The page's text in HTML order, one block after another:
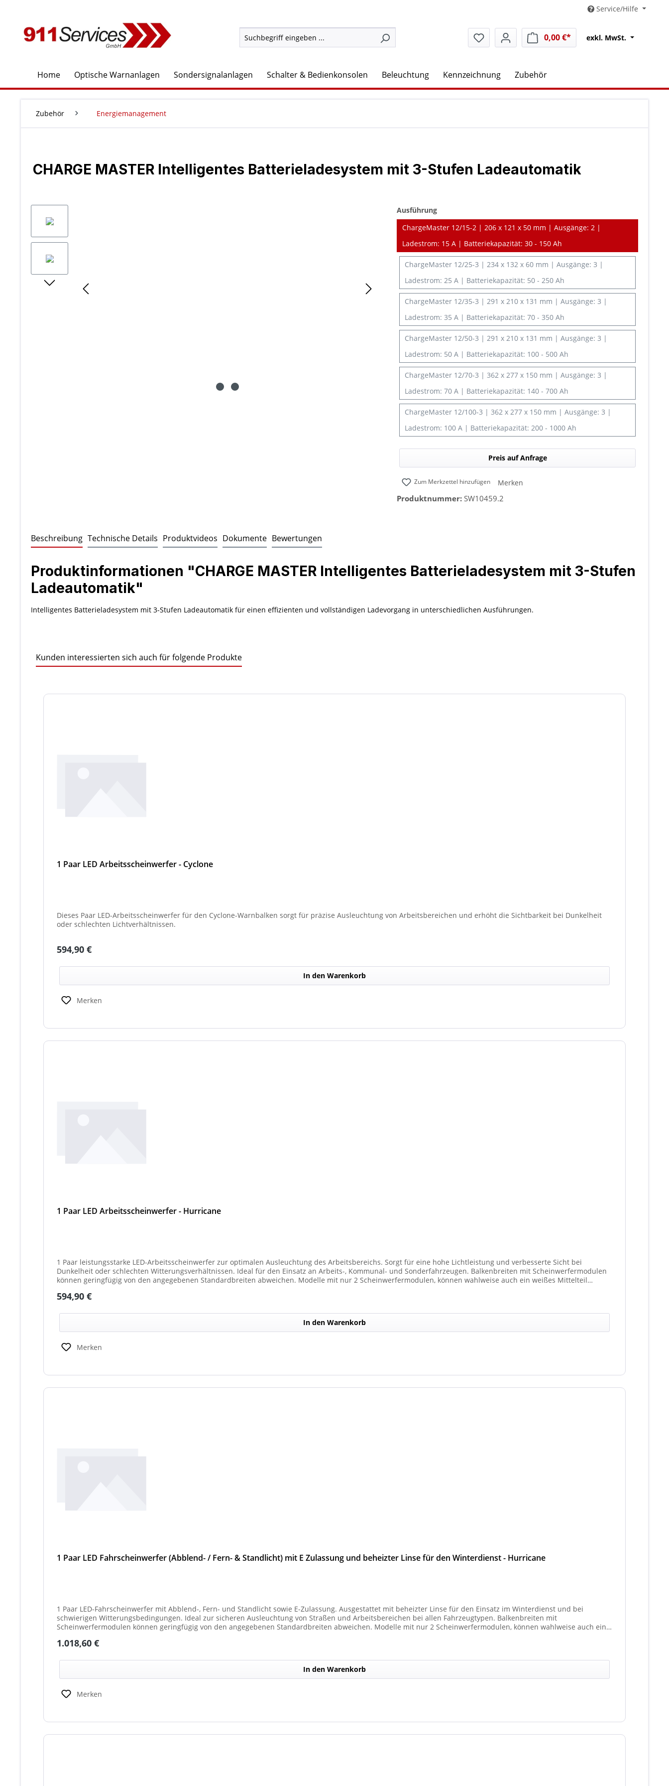
Service/Hilfe
0,00 €*Warenkorb enthält 0
exkl. MwSt.
Home Optische Warnanlagen Sondersignalanlagen Schalter & Bedienkonsolen Beleuchtung Kennzeichnung Zubehör
Zubehör Energiemanagement
CHARGE MASTER Intelligentes Batterieladesystem mit 3-Stufen Ladeautomatik
Ausführungauswählen
ChargeMaster 12/15-2 | 206 x 121 x 50 mm | Ausgänge: 2 |
Ladestrom: 15 A | Batteriekapazität: 30 - 150 Ah
ChargeMaster 12/25-3 | 234 x 132 x 60 mm | Ausgänge: 3 |
Ladestrom: 25 A | Batteriekapazität: 50 - 250 Ah
ChargeMaster 12/35-3 | 291 x 210 x 131 mm | Ausgänge: 3 |
Ladestrom: 35 A | Batteriekapazität: 70 - 350 Ah
ChargeMaster 12/50-3 | 291 x 210 x 131 mm | Ausgänge: 3 |
Ladestrom: 50 A | Batteriekapazität: 100 - 500 Ah
ChargeMaster 12/70-3 | 362 x 277 x 150 mm | Ausgänge: 3 |
Ladestrom: 70 A | Batteriekapazität: 140 - 700 Ah
ChargeMaster 12/100-3 | 362 x 277 x 150 mm | Ausgänge: 3 |
Ladestrom: 100 A | Batteriekapazität: 200 - 1000 Ah
Preis auf Anfrage
Zum Merkzettel hinzufügen Merken
Produktnummer: SW10459.2
Beschreibung Technische Details Produktvideos Dokumente Bewertungen
Produktinformationen "CHARGE MASTER Intelligentes Batterieladesystem mit 3-Stufen
Ladeautomatik"
Intelligentes Batterieladesystem mit 3-Stufen Ladeautomatik für einen effizienten und vollständigen Ladevorgang in unterschiedlichen Ausführungen.
Kunden interessierten sich auch für folgende Produkte
1 Paar LED Arbeitsscheinwerfer - Cyclone
Dieses Paar LED-Arbeitsscheinwerfer für den Cyclone-Warnbalken sorgt für präzise Ausleuchtung von Arbeitsbereichen und erhöht die Sichtbarkeit bei Dunkelheit
oder schlechten Lichtverhältnissen.
Regulärer Preis:
594,90 €
In den Warenkorb
Merken
1 Paar LED Arbeitsscheinwerfer - Hurricane
1 Paar leistungsstarke LED-Arbeitsscheinwerfer zur optimalen Ausleuchtung des Arbeitsbereichs. Sorgt für eine hohe Lichtleistung und verbesserte Sicht bei
Dunkelheit oder schlechten Witterungsverhältnissen. Ideal für den Einsatz an Arbeits-, Kommunal- und Sonderfahrzeugen. Balkenbreiten mit Scheinwerfermodulen
können geringfügig von den angegebenen Standardbreiten abweichen. Modelle mit nur 2 Scheinwerfermodulen, können wahlweise auch ein weißes Mittelteil
Regulärer Preis:
594,90 €
In den Warenkorb
Merken
1 Paar LED Fahrscheinwerfer (Abblend- / Fern- & Standlicht) mit E Zulassung und beheizter Linse für den Winterdienst - Hurricane
1 Paar LED-Fahrscheinwerfer mit Abblend-, Fern- und Standlicht sowie E-Zulassung. Ausgestattet mit beheizter Linse für den Einsatz im Winterdienst und bei
schwierigen Witterungsbedingungen. Ideal zur sicheren Ausleuchtung von Straßen und Arbeitsbereichen bei allen Fahrzeugtypen. Balkenbreiten mit
Scheinwerfermodulen können geringfügig von den angegebenen Standardbreiten abweichen. Modelle mit nur 2 Scheinwerfermodulen, können wahlweise auch ein
Scheinwerfer möglich)
Regulärer Preis:
1.018,60 €
In den Warenkorb
Merken